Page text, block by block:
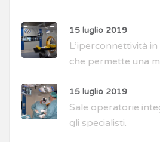
15 luglio 2019
L’iperconnettività
che permette una
15 luglio 2019
Sale operatorie
gli specialisti.